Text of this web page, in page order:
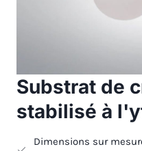
Substrat de
stabilisé à
Dimensions sur